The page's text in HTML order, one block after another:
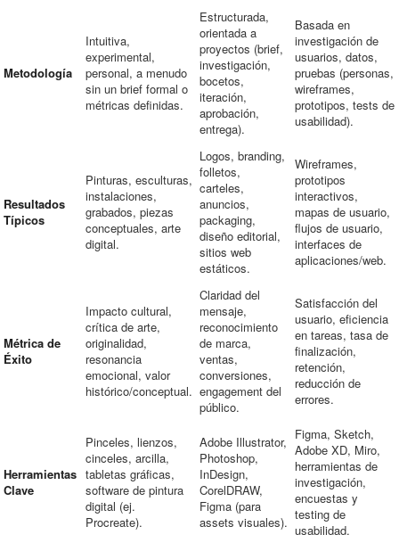
Metodología
Intuitiva,
experimental,
personal, a menudo
sin un brief formal o
métricas definidas.
Estructurada,
orientada a
proyectos (brief,
investigación,
bocetos,
iteración,
aprobación,
entrega).
Basada en
investigación de
usuarios, datos,
pruebas (personas,
wireframes,
prototipos, tests de
usabilidad).
Resultados
Típicos
Pinturas, esculturas,
instalaciones,
grabados, piezas
conceptuales, arte
digital.
Logos, branding,
folletos,
carteles,
anuncios,
packaging,
diseño editorial,
sitios web
estáticos.
Wireframes,
prototipos
interactivos,
mapas de usuario,
flujos de usuario,
interfaces de
aplicaciones/web.
Métrica de
Éxito
Impacto cultural,
crítica de arte,
originalidad,
resonancia
emocional, valor
histórico/conceptual.
Claridad del
mensaje,
reconocimiento
de marca,
ventas,
conversiones,
engagement del
público.
Satisfacción del
usuario, eficiencia
en tareas, tasa de
finalización,
retención,
reducción de
errores.
Herramientas
Clave
Pinceles, lienzos,
cinceles, arcilla,
tabletas gráficas,
software de pintura
digital (ej.
Procreate).
Adobe Illustrator,
Photoshop,
InDesign,
CorelDRAW,
Figma (para
assets visuales).
Figma, Sketch,
Adobe XD, Miro,
herramientas de
investigación,
encuestas y
testing de
usabilidad.